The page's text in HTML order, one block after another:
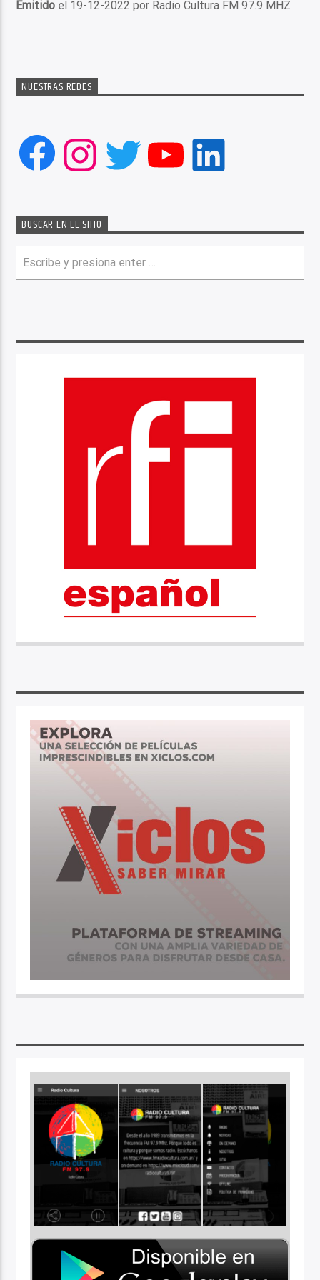
Emitido el 19-12-2022 por Radio Cultura FM 97.9 MHZ
NUESTRAS REDES
Facebook
Instagram
Twitter
YouTube
LinkedIn
BUSCAR EN EL SITIO